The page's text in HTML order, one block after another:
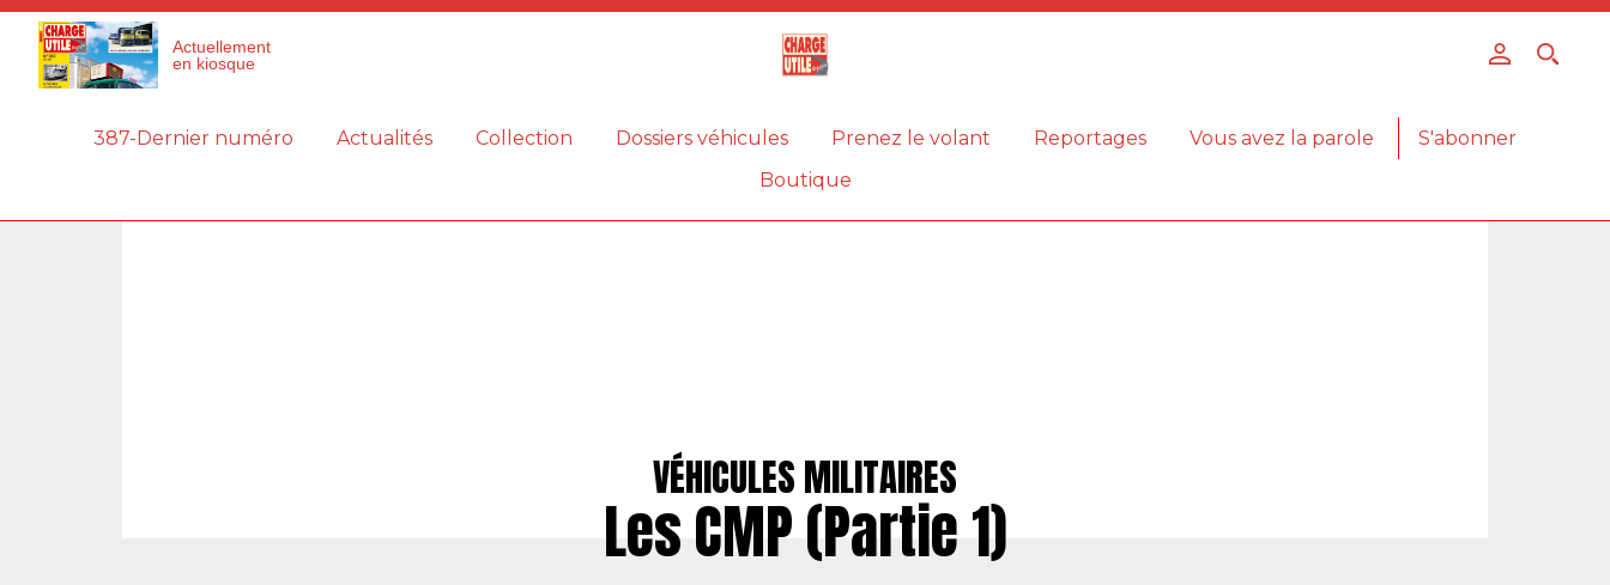
Actuellement
en kiosque
387-Dernier numéro Actualités Collection Dossiers véhicules Prenez le volant Reportages Vous avez la parole
S'abonner
Boutique
VÉHICULES MILITAIRES
Les CMP (Partie 1)
Panneau de gestion des cookies